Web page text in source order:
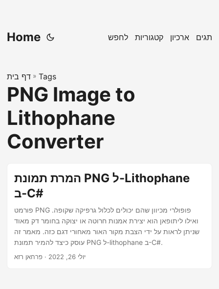
Home לחפש קטגוריות ארכיון תגים
דף בית » Tags
PNG Image to
Lithophane
Converter
המרת תמונת PNG ל-Lithophane
ב-C#
פורמט PNG פופולרי מכיוון שהם יכולים לכלול גרפיקה שקופה.
ואילו ליתופאן הוא יצירת אמנות חרוטה או יצוקה בחומר דק מאוד
שניתן לראות על ידי הצבת מקור האור מאחורי דגם כזה. מאמר זה
עוסק כיצד להמיר תמונת PNG ל-lithophane ב-C#.
יולי 26, 2022 · פרחאן רזא